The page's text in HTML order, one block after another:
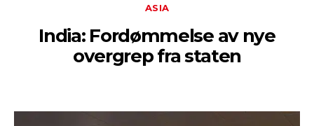
ASIA
India: Fordømmelse av nye
overgrep fra staten